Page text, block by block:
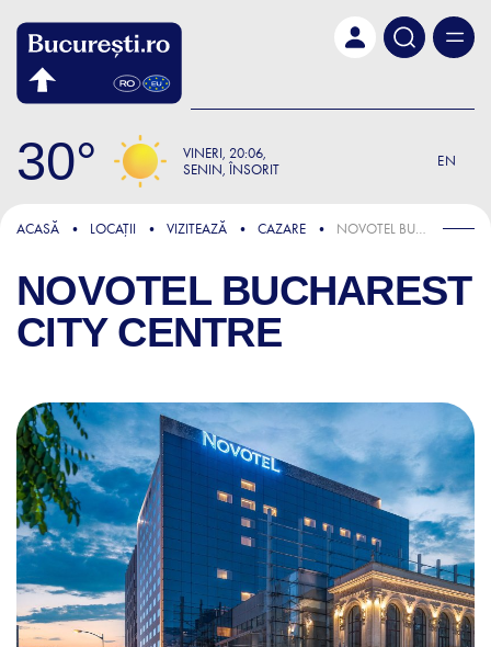
30 VINERI 20:06
SENIN, ÎNSORIT
EN
ACASĂ LOCAȚII VIZITEAZĂ CAZARE NOVOTEL BUCHAREST CITY CENTRE
NOVOTEL BUCHAREST
CITY CENTRE